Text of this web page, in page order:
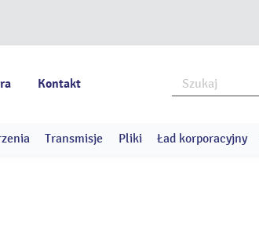
Kontakt
Transmisje Pliki Ład korporacyjny